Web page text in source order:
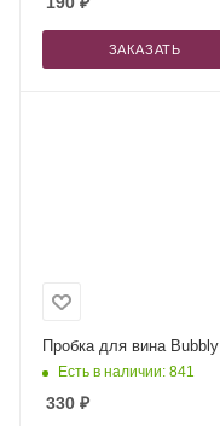
ЗАКАЗАТЬ
Пробка для вина Bubbly
Есть в наличии: 841
330 ₽